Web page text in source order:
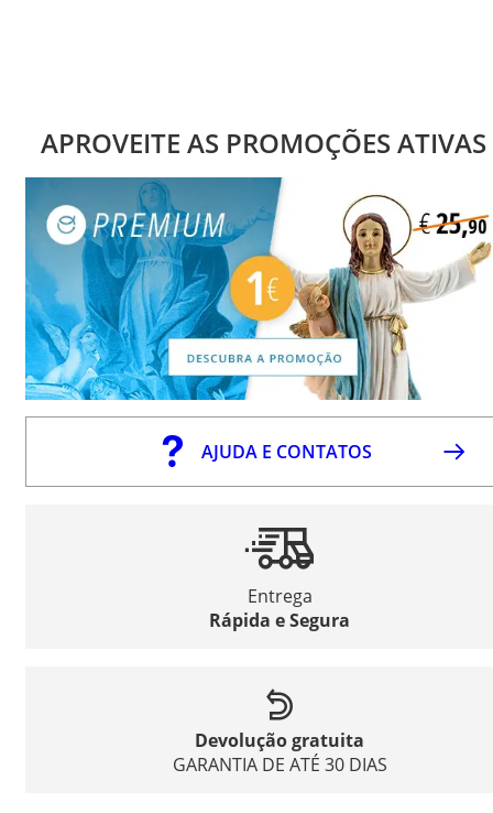
APROVEITE AS PROMOÇÕES ATIVAS
AJUDA E CONTATOS
Entrega
Rápida e Segura
Devolução gratuita
GARANTIA DE ATÉ 30 DIAS